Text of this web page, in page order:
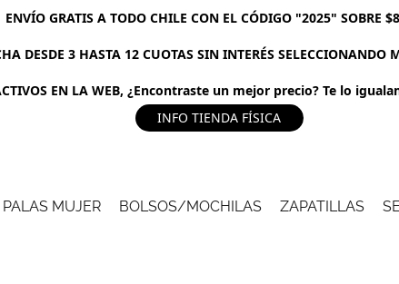
ENVÍO GRATIS A TODO CHILE CON EL CÓDIGO "2025" SOBRE
DESDE 3 HASTA 12 CUOTAS SIN INTERÉS SELECCIONANDO
ACTIVOS EN LA WEB, ¿Encontraste un mejor precio? Te lo
INFO TIENDA FÍSICA
PALAS MUJER BOLSOS/MOCHILAS ZAPATILLAS